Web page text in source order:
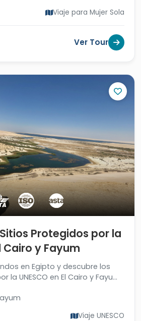
Viaje para Mujer Sola
Ver Tour
Protegidos por la
Cairo y Fayum
en Egipto y descubre los
UNESCO en El Cairo y Fayum.
Viaje UNESCO